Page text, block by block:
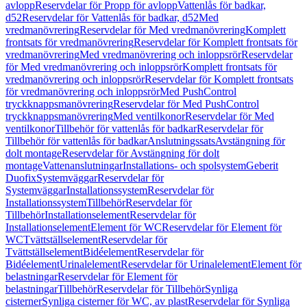
avloppReservdelar för Propp för avloppVattenlås för badkar,
d52Reservdelar för Vattenlås för badkar, d52Med
vredmanövreringReservdelar för Med vredmanövreringKomplett
frontsats för vredmanövreringReservdelar för Komplett frontsats för
vredmanövreringMed vredmanövrering och inloppsrörReservdelar
för Med vredmanövrering och inloppsrörKomplett frontsats för
vredmanövrering och inloppsrörReservdelar för Komplett frontsats
för vredmanövrering och inloppsrörMed PushControl
tryckknappsmanövreringReservdelar för Med PushControl
tryckknappsmanövreringMed ventilkonorReservdelar för Med
ventilkonorTillbehör för vattenlås för badkarReservdelar för
Tillbehör för vattenlås för badkarAnslutningssatsAvstängning för
dolt montageReservdelar för Avstängning för dolt
montageVattenanslutningarInstallations- och spolsystemGeberit
DuofixSystemväggarReservdelar för
SystemväggarInstallationssystemReservdelar för
InstallationssystemTillbehörReservdelar för
TillbehörInstallationselementReservdelar för
InstallationselementElement för WCReservdelar för Element för
WCTvättställselementReservdelar för
TvättställselementBidéelementReservdelar för
BidéelementUrinalelementReservdelar för UrinalelementElement för
belastningarReservdelar för Element för
belastningarTillbehörReservdelar för TillbehörSynliga
cisternerSynliga cisterner för WC, av plastReservdelar för Synliga